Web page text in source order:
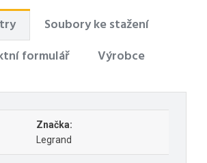
Soubory ke stažení
formulář
Výrobce
Značka:
Legrand